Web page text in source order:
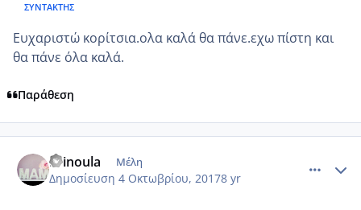
ΣΥΝΤΆΚΤΗΣ
Ευχαριστώ κορίτσια.ολα καλά θα πάνε.εχω πίστη και
θα πάνε όλα καλά.
Παράθεση
Krinoula Μέλη
Δημοσίευση 4 Οκτωβρίου, 20178 yr